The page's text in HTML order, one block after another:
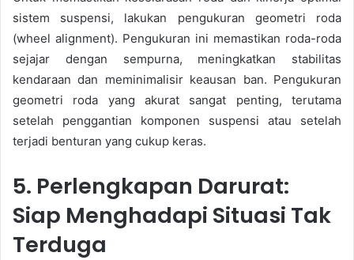
sistem suspensi, lakukan pengukuran geometri roda
(wheel alignment). Pengukuran ini memastikan roda-roda
sejajar dengan sempurna, meningkatkan stabilitas
kendaraan dan meminimalisir keausan ban. Pengukuran
geometri roda yang akurat sangat penting, terutama
setelah penggantian komponen suspensi atau setelah
terjadi benturan yang cukup keras.
5. Perlengkapan Darurat:
Siap Menghadapi Situasi Tak
Terduga